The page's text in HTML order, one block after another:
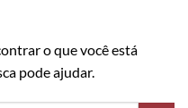
o que você está
pode ajudar.